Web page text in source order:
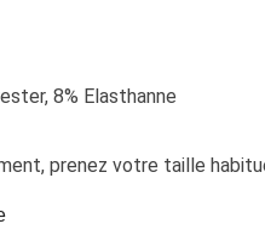
8% Elasthanne
prenez votre taille